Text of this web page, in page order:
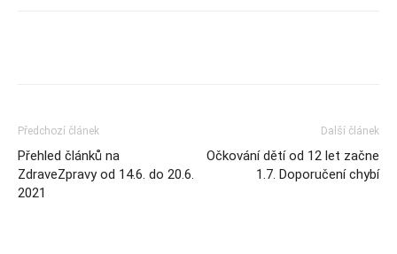
Předchozí článek
Přehled článků na
ZdraveZpravy od 14.6. do 20.6.
2021
Další článek
Očkování dětí od 12 let začne
1.7. Doporučení chybí